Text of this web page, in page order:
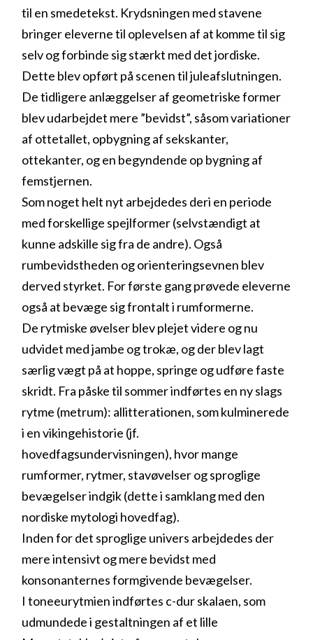
til en smedetekst. Krydsningen med stavene
bringer eleverne til oplevelsen af at komme til sig
selv og forbinde sig stærkt med det jordiske.
Dette blev opført på scenen til juleafslutningen.
De tidligere anlæggelser af geometriske former
blev udarbejdet mere ”bevidst”, såsom variationer
af ottetallet, opbygning af sekskanter,
ottekanter, og en begyndende op bygning af
femstjernen.
Som noget helt nyt arbejdedes deri en periode
med forskellige spejlformer (selvstændigt at
kunne adskille sig fra de andre). Også
rumbevidstheden og orienteringsevnen blev
derved styrket. For første gang prøvede eleverne
også at bevæge sig frontalt i rumformerne.
De rytmiske øvelser blev plejet videre og nu
udvidet med jambe og trokæ, og der blev lagt
særlig vægt på at hoppe, springe og udføre faste
skridt. Fra påske til sommer indførtes en ny slags
rytme (metrum): allitterationen, som kulminerede
i en vikingehistorie (jf.
hovedfagsundervisningen), hvor mange
rumformer, rytmer, stavøvelser og sproglige
bevægelser indgik (dette i samklang med den
nordiske mytologi hovedfag).
Inden for det sproglige univers arbejdedes der
mere intensivt og mere bevidst med
konsonanternes formgivende bevægelser.
I toneeurytmien indførtes c-dur skalaen, som
udmundede i gestaltningen af et lille